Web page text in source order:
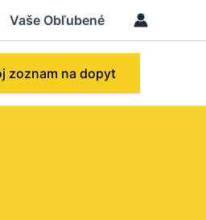
Vaše Obľubené
zoznam na dopyt